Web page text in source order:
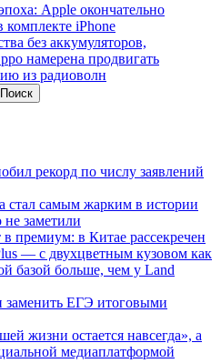
Apple окончательно
комплекте iPhone
без аккумуляторов,
намерена продвигать
из радиоволн
рекорд по числу заявлений
стал самым жарким в истории
не заметили
премиум: в Китае рассекречен
— с двухцветным кузовом как
базой больше, чем у Land
заменить ЕГЭ итоговыми
жизни остается навсегда», а
медиаплатформой